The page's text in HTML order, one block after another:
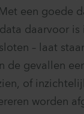
een goede
daarvoor
– laat
de gevallen
of
worden